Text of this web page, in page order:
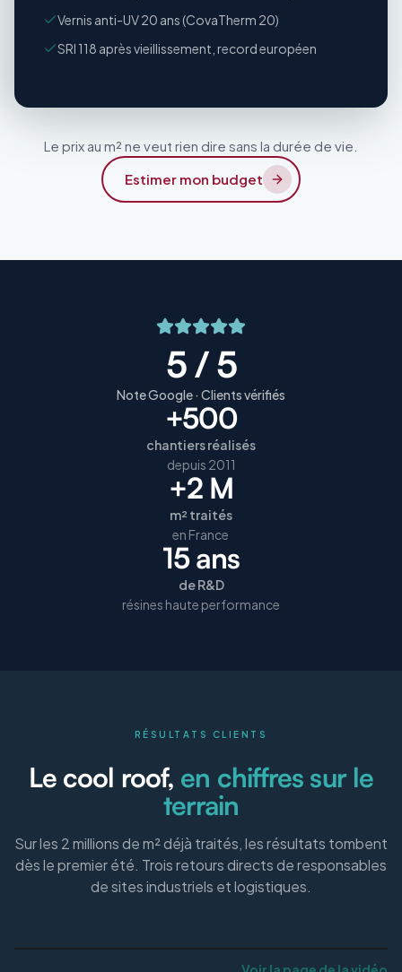
Vernis anti-UV 20 ans (CovaTherm 20)
SRI 118 après vieillissement, record européen
Le prix au m² ne veut rien dire sans la durée de vie.
Estimer mon budget
5 / 5
Note Google · Clients vérifiés
+500
chantiers réalisés
depuis 2011
+2 M
m² traités
en France
15 ans
de R&D
résines haute performance
RÉSULTATS CLIENTS
Le cool roof, en chiffres sur le
terrain
Sur les 2 millions de m² déjà traités, les résultats tombent
dès le premier été. Trois retours directs de responsables
de sites industriels et logistiques.